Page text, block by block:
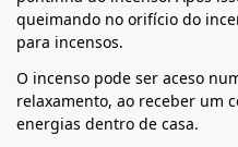
queimando no orifício do
para incensos.
O incenso pode ser aceso
relaxamento, ao receber um
energias dentro de casa.